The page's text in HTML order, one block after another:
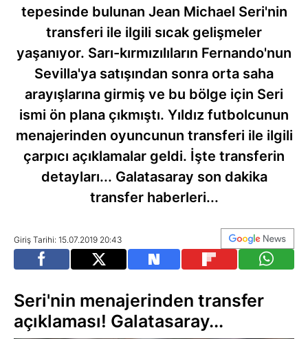
tepesinde bulunan Jean Michael Seri'nin
transferi ile ilgili sıcak gelişmeler
yaşanıyor. Sarı-kırmızılıların Fernando'nun
Sevilla'ya satışından sonra orta saha
arayışlarına girmiş ve bu bölge için Seri
ismi ön plana çıkmıştı. Yıldız futbolcunun
menajerinden oyuncunun transferi ile ilgili
çarpıcı açıklamalar geldi. İşte transferin
detayları... Galatasaray son dakika
transfer haberleri...
Giriş Tarihi: 15.07.2019 20:43
Seri'nin menajerinden transfer
açıklaması! Galatasaray...